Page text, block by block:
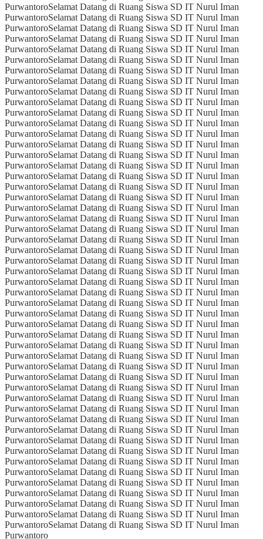
PurwantoroSelamat Datang di Ruang Siswa SD IT Nurul Iman
PurwantoroSelamat Datang di Ruang Siswa SD IT Nurul Iman
PurwantoroSelamat Datang di Ruang Siswa SD IT Nurul Iman
PurwantoroSelamat Datang di Ruang Siswa SD IT Nurul Iman
PurwantoroSelamat Datang di Ruang Siswa SD IT Nurul Iman
PurwantoroSelamat Datang di Ruang Siswa SD IT Nurul Iman
PurwantoroSelamat Datang di Ruang Siswa SD IT Nurul Iman
PurwantoroSelamat Datang di Ruang Siswa SD IT Nurul Iman
PurwantoroSelamat Datang di Ruang Siswa SD IT Nurul Iman
PurwantoroSelamat Datang di Ruang Siswa SD IT Nurul Iman
PurwantoroSelamat Datang di Ruang Siswa SD IT Nurul Iman
PurwantoroSelamat Datang di Ruang Siswa SD IT Nurul Iman
PurwantoroSelamat Datang di Ruang Siswa SD IT Nurul Iman
PurwantoroSelamat Datang di Ruang Siswa SD IT Nurul Iman
PurwantoroSelamat Datang di Ruang Siswa SD IT Nurul Iman
PurwantoroSelamat Datang di Ruang Siswa SD IT Nurul Iman
PurwantoroSelamat Datang di Ruang Siswa SD IT Nurul Iman
PurwantoroSelamat Datang di Ruang Siswa SD IT Nurul Iman
PurwantoroSelamat Datang di Ruang Siswa SD IT Nurul Iman
PurwantoroSelamat Datang di Ruang Siswa SD IT Nurul Iman
PurwantoroSelamat Datang di Ruang Siswa SD IT Nurul Iman
PurwantoroSelamat Datang di Ruang Siswa SD IT Nurul Iman
PurwantoroSelamat Datang di Ruang Siswa SD IT Nurul Iman
PurwantoroSelamat Datang di Ruang Siswa SD IT Nurul Iman
PurwantoroSelamat Datang di Ruang Siswa SD IT Nurul Iman
PurwantoroSelamat Datang di Ruang Siswa SD IT Nurul Iman
PurwantoroSelamat Datang di Ruang Siswa SD IT Nurul Iman
PurwantoroSelamat Datang di Ruang Siswa SD IT Nurul Iman
PurwantoroSelamat Datang di Ruang Siswa SD IT Nurul Iman
PurwantoroSelamat Datang di Ruang Siswa SD IT Nurul Iman
PurwantoroSelamat Datang di Ruang Siswa SD IT Nurul Iman
PurwantoroSelamat Datang di Ruang Siswa SD IT Nurul Iman
PurwantoroSelamat Datang di Ruang Siswa SD IT Nurul Iman
PurwantoroSelamat Datang di Ruang Siswa SD IT Nurul Iman
PurwantoroSelamat Datang di Ruang Siswa SD IT Nurul Iman
PurwantoroSelamat Datang di Ruang Siswa SD IT Nurul Iman
PurwantoroSelamat Datang di Ruang Siswa SD IT Nurul Iman
PurwantoroSelamat Datang di Ruang Siswa SD IT Nurul Iman
PurwantoroSelamat Datang di Ruang Siswa SD IT Nurul Iman
PurwantoroSelamat Datang di Ruang Siswa SD IT Nurul Iman
PurwantoroSelamat Datang di Ruang Siswa SD IT Nurul Iman
PurwantoroSelamat Datang di Ruang Siswa SD IT Nurul Iman
PurwantoroSelamat Datang di Ruang Siswa SD IT Nurul Iman
PurwantoroSelamat Datang di Ruang Siswa SD IT Nurul Iman
PurwantoroSelamat Datang di Ruang Siswa SD IT Nurul Iman
PurwantoroSelamat Datang di Ruang Siswa SD IT Nurul Iman
PurwantoroSelamat Datang di Ruang Siswa SD IT Nurul Iman
PurwantoroSelamat Datang di Ruang Siswa SD IT Nurul Iman
PurwantoroSelamat Datang di Ruang Siswa SD IT Nurul Iman
PurwantoroSelamat Datang di Ruang Siswa SD IT Nurul Iman
Purwantoro